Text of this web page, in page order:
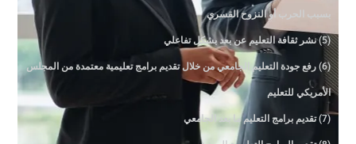
بسبب الحرب أو النزوح القسري
(5) نشر ثقافة التعليم عن بعد بشكل تفاعلي
(6) رفع جودة التعليم الجامعي من خلال تقديم برامج تعليمية معتمدة من المجلس
الأمريكي للتعليم
(7) تقديم برامج التعليم ما بعد الجامعي